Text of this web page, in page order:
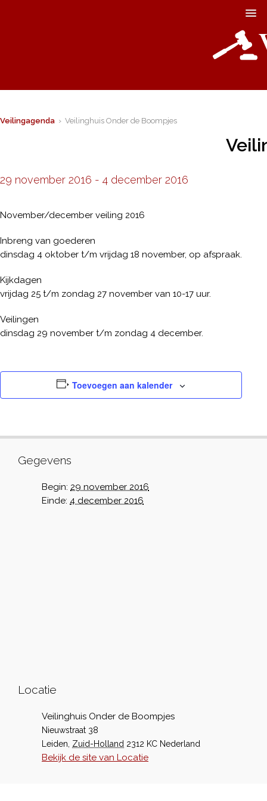
Veilingagenda › Veilinghuis Onder de Boompjes
29 november 2016 - 4 december 2016
November/december veiling 2016
Inbreng van goederen
dinsdag 4 oktober t/m vrijdag 18 november, op afspraak.
Kijkdagen
vrijdag 25 t/m zondag 27 november van 10-17 uur.
Veilingen
dinsdag 29 november t/m zondag 4 december.
Toevoegen aan kalender
Gegevens
Begin: 29 november 2016
Einde: 4 december 2016
Locatie
Veilinghuis Onder de Boompjes
Nieuwstraat 38
Leiden Zuid-Holland 2312 KC Nederland
Bekijk de site van Locatie